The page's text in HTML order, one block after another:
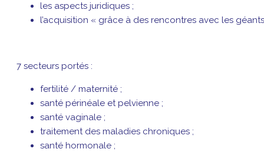
les aspects juridiques ;
l’acquisition « grâce à des rencontres avec les
7 secteurs portés :
fertilité / maternité ;
santé périnéale et pelvienne ;
santé vaginale ;
traitement des maladies chroniques ;
santé hormonale ;